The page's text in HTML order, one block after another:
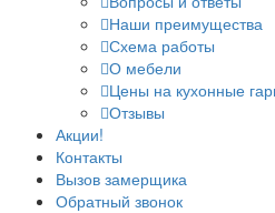
Наши преимущества
Схема работы
О мебели
Цены на кухонные
Отзывы
Акции!
Контакты
Вызов замерщика
Обратный звонок